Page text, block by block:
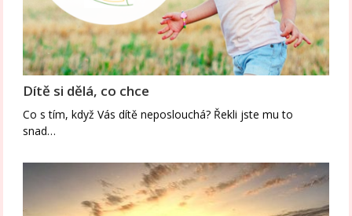
Dítě si dělá, co chce
Co s tím, když Vás dítě neposlouchá? Řekli jste mu to
snad…